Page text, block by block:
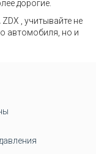
дорогие.
, учитывайте не
автомобиля, но и